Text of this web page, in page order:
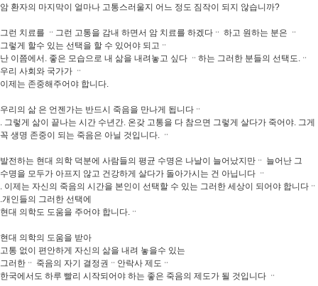
암 환자의 마지막이 얼마나 고통스러울지 어느 정도 짐작이 되지 않습니까?
그런 치료를 ᆢ그런 고통을 감내 하면서 암 치료를 하겠다ᆢ 하고 원하는 분은 ᆢ
그렇게 할수 있는 선택을 할 수 있어야 되고ᆢ
난 이쯤에서. 좋은 모습으로 내 삶을 내려놓고 싶다 ᆢ하는 그러한 분들의 선택도.ᆢ
우리 사회와 국가가 ᆢ
이제는 존중해주어야 합니다.
우리의 삶 은 언젠가는 반드시 죽음을 만나게 됩니다ᆢ
. 그렇게 삶이 끝나는 시간 수년간. 온갖 고통을 다 참으면 그렇게 살다가 죽어야. 그게
꼭 생명 존중이 되는 죽음은 아닐 것입니다. ᆢ
발전하는 현대 의학 덕분에 사람들의 평균 수명은 나날이 늘어났지만ᆢ 늘어난 그
수명을 모두가 아프지 않고 건강하게 살다가 돌아가시는 건 아닙니다 ᆢ
. 이제는 자신의 죽음의 시간을 본인이 선택할 수 있는 그러한 세상이 되어야 합니다ᆢ
.개인들의 그러한 선택에
현대 의학도 도움을 주어야 합니다.ᆢ
현대 의학의 도움을 받아
고통 없이 편안하게 자신의 삶을 내려 놓을수 있는
그러한ᆢ 죽음의 자기 결정권ᆢ안락사 제도ᆢ
한국에서도 하루 빨리 시작되어야 하는 좋은 죽음의 제도가 될 것입니다 ᆢ